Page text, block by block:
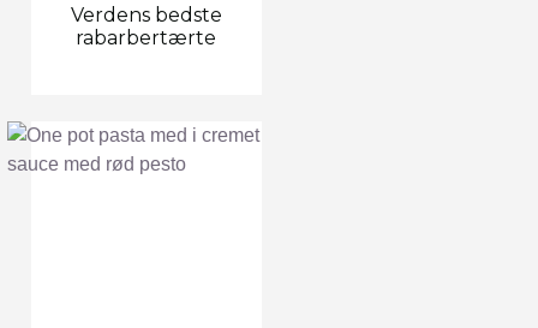
Verdens bedste
rabarbertærte